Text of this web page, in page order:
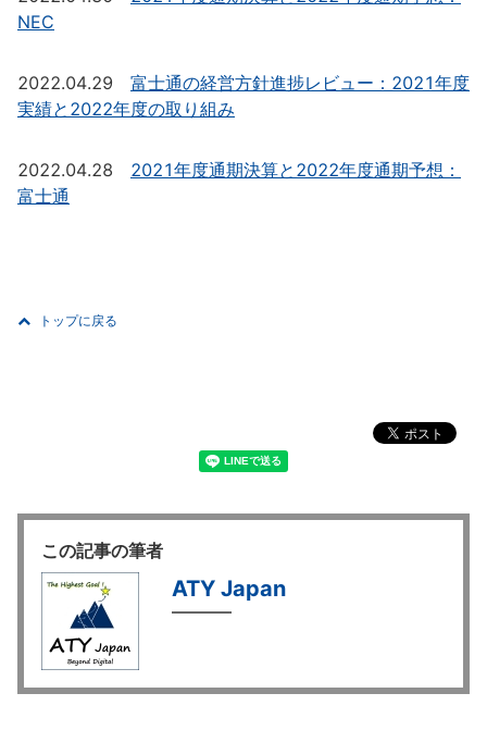
NEC
2022.04.29 富士通の経営方針進捗レビュー：2021年度
実績と2022年度の取り組み
2022.04.28 2021年度通期決算と2022年度通期予想：
富士通
トップに戻る
この記事の筆者
ATY Japan